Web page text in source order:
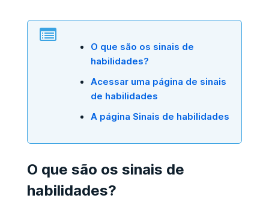
O que são os sinais de
habilidades?
Acessar uma página de sinais
de habilidades
A página Sinais de habilidades
O que são os sinais de
habilidades?